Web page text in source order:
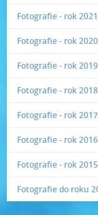
Fotografie - rok 2021
Fotografie - rok 2020
Fotografie - rok 2019
Fotografie - rok 2018
Fotografie - rok 2017
Fotografie - rok 2016
Fotografie - rok 2015
Fotografie do roku